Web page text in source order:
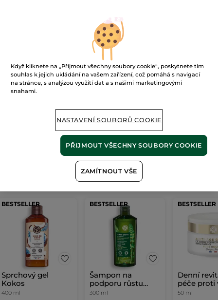
Ups!
Stránku nelze zobrazit.
odkaz není platný.
nejprodávanější produkty
BESTSELLER
Sprchový gel
Kokos
400 ml
BESTSELLER
Šampon na
podporu růstu
vlasů
300 ml
BESTSELLER
Denní
péče proti
50 ml
Když kliknete na „Přijmout všechny soubory cookie“, poskytnete tím
souhlas k jejich ukládání na vašem zařízení, což pomáhá s navigací
na stránce, s analýzou využití dat a s našimi marketingovými
snahami.
NASTAVENÍ SOUBORŮ COOKIE
ZAMÍTNOUT VŠE
PŘIJMOUT VŠECHNY SOUBORY COOKIE